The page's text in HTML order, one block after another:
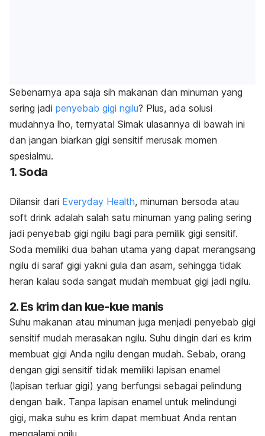
Sebenarnya apa saja sih makanan dan minuman yang
sering jadi penyebab gigi ngilu? Plus, ada solusi
mudahnya lho, ternyata! Simak ulasannya di bawah ini
dan jangan biarkan gigi sensitif merusak momen
spesialmu.
1. Soda
Dilansir dari Everyday Health, minuman bersoda atau
soft drink adalah salah satu minuman yang paling sering
jadi penyebab gigi ngilu bagi para pemilik gigi sensitif.
Soda memiliki dua bahan utama yang dapat merangsang
ngilu di saraf gigi yakni gula dan asam, sehingga tidak
heran kalau soda sangat mudah membuat gigi jadi ngilu.
2. Es krim dan kue-kue manis
Suhu makanan atau minuman juga menjadi penyebab gigi
sensitif mudah merasakan ngilu. Suhu dingin dari es krim
membuat gigi Anda ngilu dengan mudah. Sebab, orang
dengan gigi sensitif tidak memiliki lapisan enamel
(lapisan terluar gigi) yang berfungsi sebagai pelindung
dengan baik. Tanpa lapisan enamel untuk melindungi
gigi, maka suhu es krim dapat membuat Anda rentan